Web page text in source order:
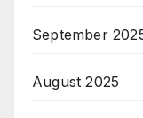
September
August 2025